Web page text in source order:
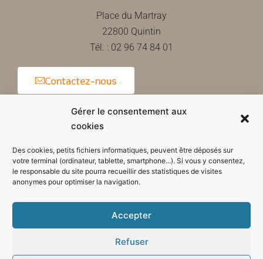
Gérer le consentement aux
cookies
Des cookies, petits fichiers informatiques, peuvent être déposés sur
votre terminal (ordinateur, tablette, smartphone...). Si vous y consentez,
le responsable du site pourra recueillir des statistiques de visites
anonymes pour optimiser la navigation.
Accepter
Refuser
Place du Martray
22800 Quintin
Tél. : 02 96 74 84 01
Contactez-nous
Horaires d'ouverture de la mairie